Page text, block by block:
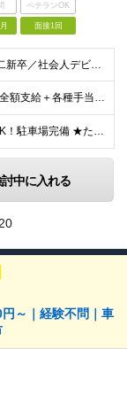
ベテランOK
面接1回
＜職種・業種未経験OK／第二新卒／社会人デビューも歓迎＞ ★高卒以上 ★普通自動車運転免許をお持ちの方（AT限定可） ━━━━━━━━━━━━━━━━━━━ ★運転が上手である必要はありません！★
月給24万9,149円～＋残業代全額支給＋各種手当＋賞与年2回 ＼ 頑張りが収入に反映されます！ ／ ★四輪の指導→二輪の指導など、指導の幅が広がると給与UP！ ★年間表彰制度あり！教習生の合格率が
★転勤なし／マイカー通勤OK！駐車場完備 ★たまプラーザ／新百合ヶ丘／登戸などから送迎バスも出ています！ 【向ケ丘自動車学校】 神奈川県川崎市宮前区菅生4-6-1 ※(変更の範囲)勤務地に変更なし
中に入れる
～｜経験不問｜車